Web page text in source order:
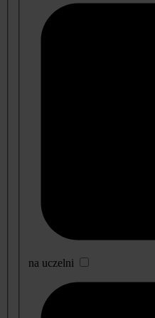
na uczelni